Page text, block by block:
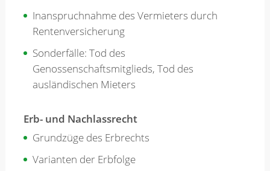
Inanspruchnahme des Vermieters durch
Rentenversicherung
Sonderfälle: Tod des
Genossenschaftsmitglieds, Tod des
ausländischen Mieters
Erb- und Nachlassrecht
Grundzüge des Erbrechts
Varianten der Erbfolge